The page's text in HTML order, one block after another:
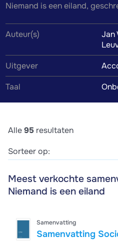
Niemand is een eiland,
Auteur(s)
Jan
Uitgever
Taal
Alle95 resultaten
Sorteer op:
Meest verkochte
Niemand is een eiland
Samenvatting
Samenvatting